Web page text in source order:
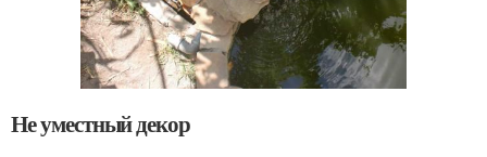
Не уместный декор